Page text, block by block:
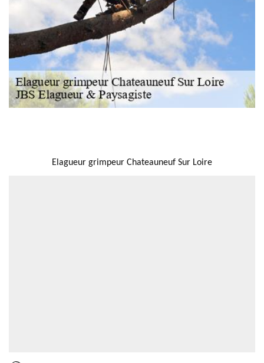
Elagueur grimpeur Chateauneuf Sur Loire